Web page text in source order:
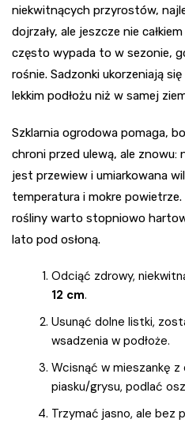
niekwitnących przyrostów,
dojrzały, ale jeszcze nie
często wypada to w sezonie,
rośnie. Sadzonki ukorzeniają
lekkim podłożu niż w samej
Szklarnia ogrodowa pomaga,
chroni przed ulewą, ale znowu:
jest przewiew i umiarkowana
temperatura i mokre powietrze.
rośliny warto stopniowo
lato pod osłoną.
Odciąć zdrowy,
12 cm.
Usunąć dolne listki,
wsadzenia w podłoże.
Wcisnąć w mieszankę z
piasku/grysu, podlać
Trzymać jasno, ale bez